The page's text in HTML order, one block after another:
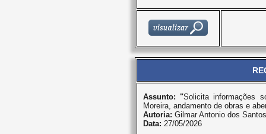
Assunto: "Solicita informações
Moreira, andamento de obras e
Autoria: Gilmar Antonio dos Santos
Data: 27/05/2026